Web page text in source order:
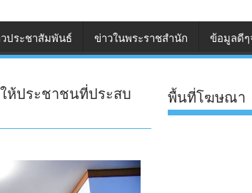
ประชาสัมพันธ์ ข่าวในพระราชสำนัก ข้อมูลดีๆ
ห้ประชาชนที่ประสบ
พื้นที่โฆษณา